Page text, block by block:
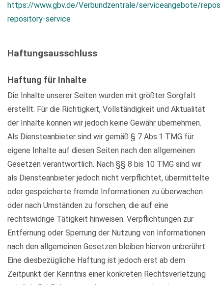
https://www.gbv.de/Verbundzentrale/serviceangebote/
repository-service
Haftungsausschluss
Haftung für Inhalte
Die Inhalte unserer Seiten wurden mit größter Sorgfalt
erstellt. Für die Richtigkeit, Vollständigkeit und Aktualität
der Inhalte können wir jedoch keine Gewähr übernehmen.
Als Diensteanbieter sind wir gemäß § 7 Abs.1 TMG für
eigene Inhalte auf diesen Seiten nach den allgemeinen
Gesetzen verantwortlich. Nach §§ 8 bis 10 TMG sind wir
als Diensteanbieter jedoch nicht verpflichtet, übermittelte
oder gespeicherte fremde Informationen zu überwachen
oder nach Umständen zu forschen, die auf eine
rechtswidrige Tätigkeit hinweisen. Verpflichtungen zur
Entfernung oder Sperrung der Nutzung von Informationen
nach den allgemeinen Gesetzen bleiben hiervon unberührt.
Eine diesbezügliche Haftung ist jedoch erst ab dem
Zeitpunkt der Kenntnis einer konkreten Rechtsverletzung